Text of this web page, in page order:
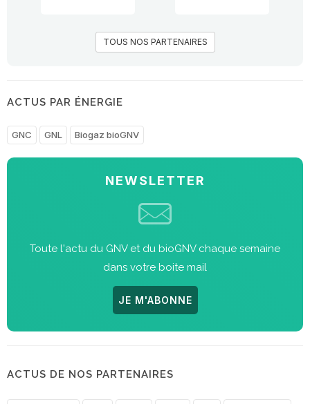
TOUS NOS PARTENAIRES
ACTUS PAR ÉNERGIE
GNC GNL Biogaz bioGNV
NEWSLETTER
Toute l'actu du GNV et du bioGNV chaque semaine
dans votre boite mail
JE M'ABONNE
ACTUS DE NOS PARTENAIRES